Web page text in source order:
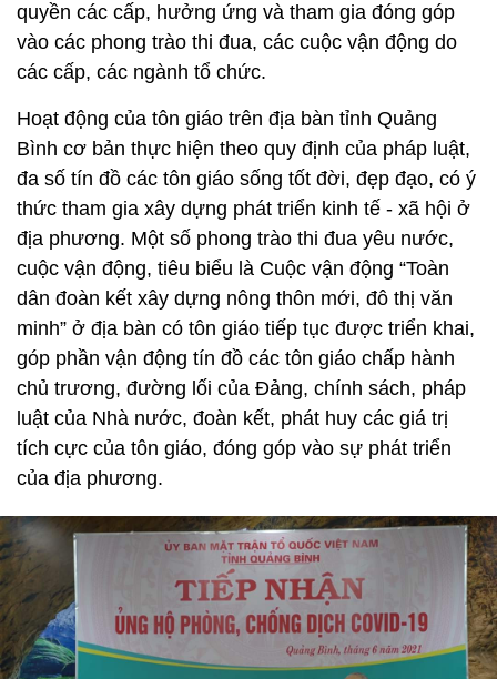
quyền các cấp, hưởng ứng và tham gia đóng góp
vào các phong trào thi đua, các cuộc vận động do
các cấp, các ngành tổ chức.
Hoạt động của tôn giáo trên địa bàn tỉnh Quảng
Bình cơ bản thực hiện theo quy định của pháp luật,
đa số tín đồ các tôn giáo sống tốt đời, đẹp đạo, có ý
thức tham gia xây dựng phát triển kinh tế - xã hội ở
địa phương. Một số phong trào thi đua yêu nước,
cuộc vận động, tiêu biểu là Cuộc vận động “Toàn
dân đoàn kết xây dựng nông thôn mới, đô thị văn
minh” ở địa bàn có tôn giáo tiếp tục được triển khai,
góp phần vận động tín đồ các tôn giáo chấp hành
chủ trương, đường lối của Đảng, chính sách, pháp
luật của Nhà nước, đoàn kết, phát huy các giá trị
tích cực của tôn giáo, đóng góp vào sự phát triển
của địa phương.